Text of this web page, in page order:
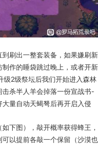
刷出一整套装备，如果嫌刷新
作的睡袋跳过晚上，或者开新
级2级祭坛后我们开始进入森林
杀半人羊会掉落一份宣战书-
量自动天蝎弩后再开启入侵
下图），敲开概率获得蜂王，
以提前各敲一个保留（沙漠也